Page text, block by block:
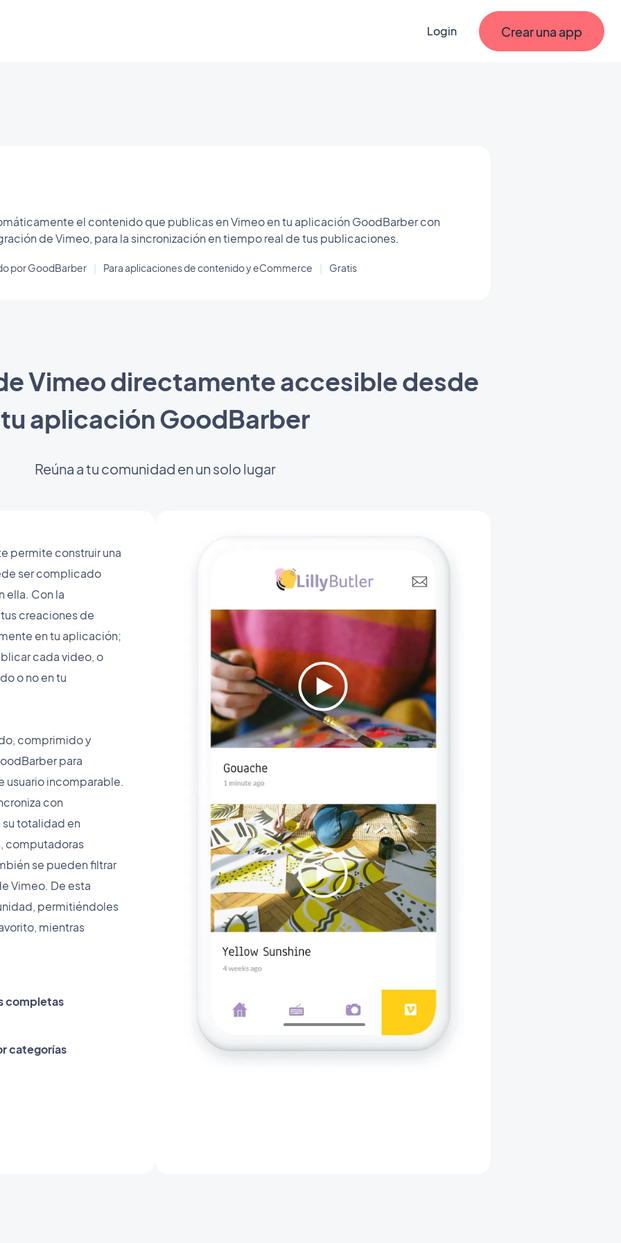
Login Crear una app
el contenido que publicas en Vimeo en tu aplicación GoodBarber con
de Vimeo, para la sincronización en tiempo real de tus publicaciones.
por GoodBarber Para aplicaciones de contenido y eCommerce Gratis
Vimeo directamente accesible desde
tu aplicación GoodBarber
Reúna a tu comunidad en un solo lugar
permite construir una
ser complicado
ella. Con la
creaciones de
en tu aplicación;
cada video, o
o no en tu
comprimido y
para
usuario incomparable.
con
totalidad en
computadoras
se pueden filtrar
Vimeo. De esta
permitiéndoles
mientras
completas
categorías